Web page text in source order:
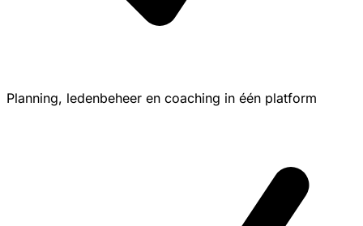
Planning, ledenbeheer en coaching in één platform